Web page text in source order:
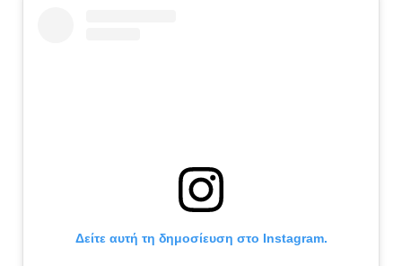
Δείτε αυτή τη δημοσίευση στο Instagram.